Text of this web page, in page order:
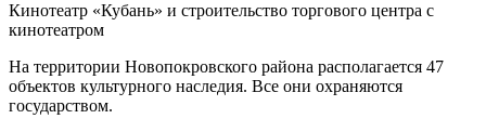
Кинотеатр «Кубань» и строительство торгового центра с
кинотеатром
На территории Новопокровского района располагается 47
объектов культурного наследия. Все они охраняются
государством.